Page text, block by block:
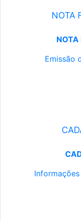
NOTA
NOTA
Emissão